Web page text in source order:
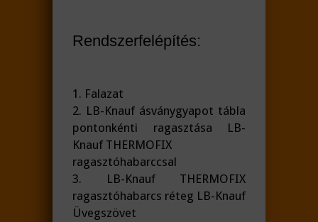
Rendszerfelépítés:
1. Falazat
2. LB-Knauf ásványgyapot tábla
pontonkénti ragasztása LB-
Knauf THERMOFIX
ragasztóhabarccsal
3. LB-Knauf THERMOFIX
ragasztóhabarcs réteg LB-Knauf
Üvegszövet